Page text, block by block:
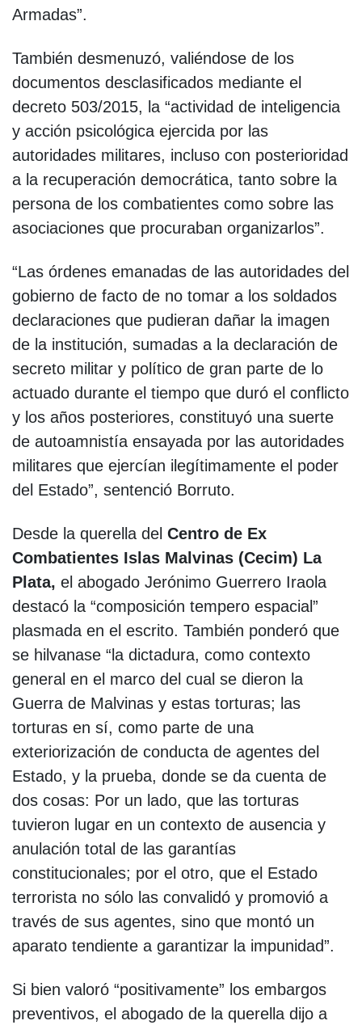
Armadas”.
También desmenuzó, valiéndose de los
documentos desclasificados mediante el
decreto 503/2015, la “actividad de inteligencia
y acción psicológica ejercida por las
autoridades militares, incluso con posterioridad
a la recuperación democrática, tanto sobre la
persona de los combatientes como sobre las
asociaciones que procuraban organizarlos”.
“Las órdenes emanadas de las autoridades del
gobierno de facto de no tomar a los soldados
declaraciones que pudieran dañar la imagen
de la institución, sumadas a la declaración de
secreto militar y político de gran parte de lo
actuado durante el tiempo que duró el conflicto
y los años posteriores, constituyó una suerte
de autoamnistía ensayada por las autoridades
militares que ejercían ilegítimamente el poder
del Estado”, sentenció Borruto.
Desde la querella del Centro de Ex
Combatientes Islas Malvinas (Cecim) La
Plata, el abogado Jerónimo Guerrero Iraola
destacó la “composición tempero espacial”
plasmada en el escrito. También ponderó que
se hilvanase “la dictadura, como contexto
general en el marco del cual se dieron la
Guerra de Malvinas y estas torturas; las
torturas en sí, como parte de una
exteriorización de conducta de agentes del
Estado, y la prueba, donde se da cuenta de
dos cosas: Por un lado, que las torturas
tuvieron lugar en un contexto de ausencia y
anulación total de las garantías
constitucionales; por el otro, que el Estado
terrorista no sólo las convalidó y promovió a
través de sus agentes, sino que montó un
aparato tendiente a garantizar la impunidad”.
Si bien valoró “positivamente” los embargos
preventivos, el abogado de la querella dijo a